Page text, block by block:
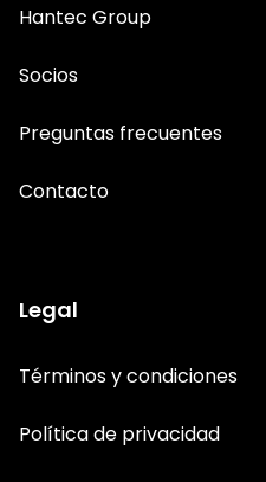
Hantec Group
Socios
Preguntas frecuentes
Contacto
Legal
Términos y condiciones
Política de privacidad